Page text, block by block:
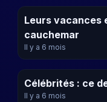
Leurs vacances
cauchemar
Il y a 6 mois
Célébrités : ce
Il y a 6 mois